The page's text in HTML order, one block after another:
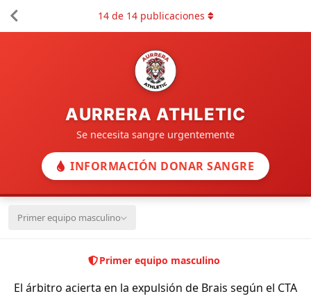
AURRERA ATHLETIC
Se necesita sangre urgentemente
INFORMACIÓN DONAR SANGRE
Primer equipo masculino
Primer equipo masculino
El árbitro acierta en la expulsión de Brais según el CTA
14de 14publicaciones